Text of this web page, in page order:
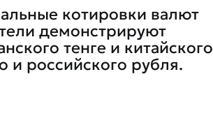
котировки валют
демонстрируют
тенге и китайского
и российского рубля.